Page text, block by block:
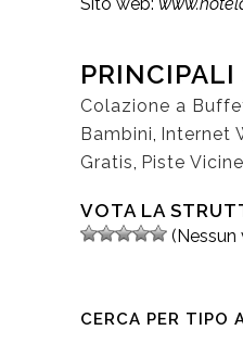
PRINCIPALI
Colazione a
Bambini, Internet
Gratis, Piste Vicine
VOTA LA
(Nessun
CERCA PER TIPO